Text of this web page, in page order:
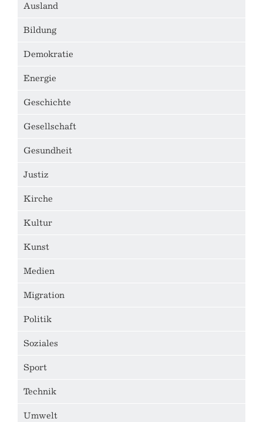
Ausland
Bildung
Demokratie
Energie
Geschichte
Gesellschaft
Gesundheit
Justiz
Kirche
Kultur
Kunst
Medien
Migration
Politik
Soziales
Sport
Technik
Umwelt